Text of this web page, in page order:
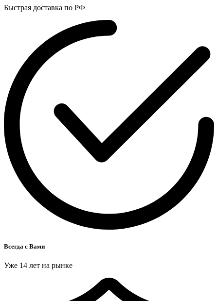
Быстрая доставка по РФ
Всегда с Вами
Уже 14 лет на рынке